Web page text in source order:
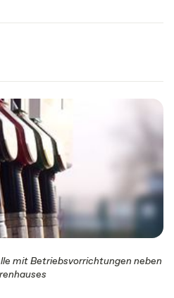
mit Betriebsvorrichtungen neben